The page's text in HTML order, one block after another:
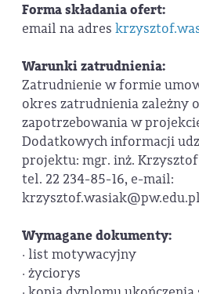
Forma składania ofert:
email na adres
Warunki zatrudnienia:
Zatrudnienie w formie
okres zatrudnienia zależny
zapotrzebowania w
Dodatkowych informacji
projektu: mgr. inż. Krzysztof
tel. 22 234-85-16, e-mail:
krzysztof.wasiak@pw.edu.pl
Wymagane dokumenty:
· list motywacyjny
· życiorys